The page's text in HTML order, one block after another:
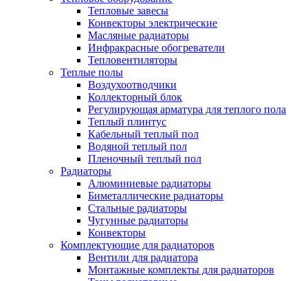
Тепловые завесы
Конвекторы электрические
Масляные радиаторы
Инфракрасные обогреватели
Тепловентиляторы
Теплые полы
Воздухоотводчики
Коллекторный блок
Регулирующая арматура для теплого пола
Теплый плинтус
Кабельный теплый пол
Водяной теплый пол
Пленочный теплый пол
Радиаторы
Алюминиевые радиаторы
Биметаллические радиаторы
Стальные радиаторы
Чугунные радиаторы
Конвекторы
Комплектующие для радиаторов
Вентили для радиатора
Монтажные комплекты для радиаторов